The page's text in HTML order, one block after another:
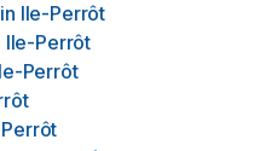
in Ile-Perrôt
Ile-Perrôt
Perrôt